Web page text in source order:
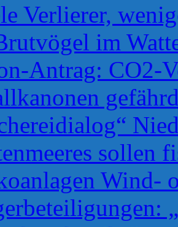
Verlierer,
im
Antrag: CO2-
sollen
Wind-